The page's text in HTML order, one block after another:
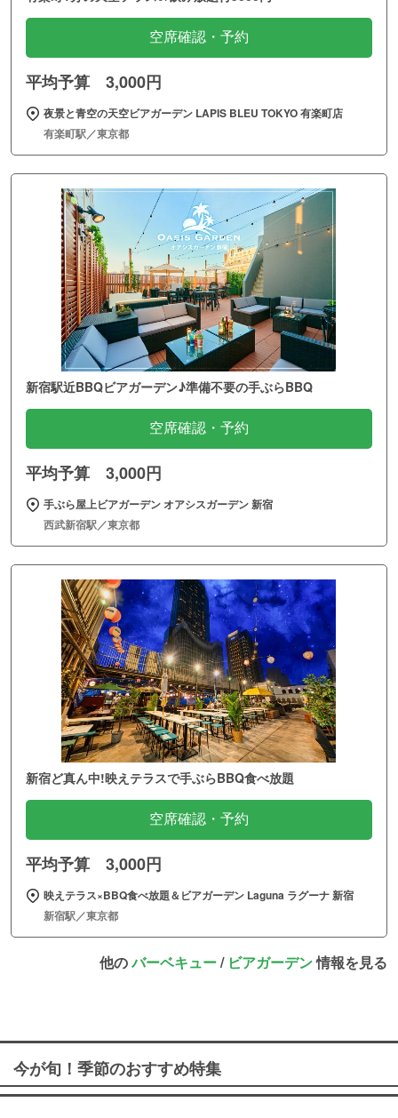
空席確認・予約
平均予算 3,000円
夜景と青空の天空ビアガーデン LAPIS BLEU TOKYO 有楽町店
有楽町駅／東京都
新宿駅近BBQビアガーデン♪準備不要の手ぶらBBQ
空席確認・予約
平均予算 3,000円
手ぶら屋上ビアガーデン オアシスガーデン 新宿
西武新宿駅／東京都
新宿ど真ん中!映えテラスで手ぶらBBQ食べ放題
空席確認・予約
平均予算 3,000円
映えテラス×BBQ食べ放題＆ビアガーデン Laguna ラグーナ 新宿
新宿駅／東京都
他のバーベキュー/ ビアガーデン情報を見る
今が旬！季節のおすすめ特集